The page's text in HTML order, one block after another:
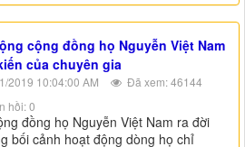
cộng đồng họ Nguyễn Việt Nam
của chuyên gia
2019 10:04:00 AM
Đã xem: 46144
hồi: 0
đồng họ Nguyễn Việt Nam ra đời
bối cảnh hoạt động dòng họ chỉ